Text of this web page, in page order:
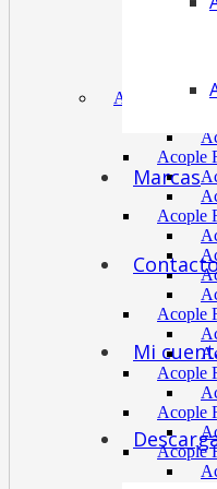
Marcas
Mi
ACÓPLES
Acople
Acople
Acople
Acople
Acople
Acople